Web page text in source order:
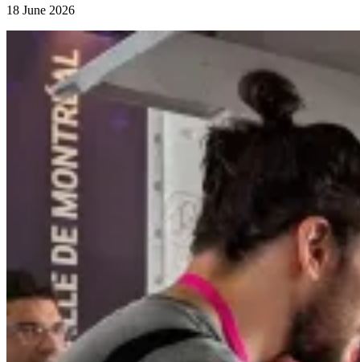
18 June 2026